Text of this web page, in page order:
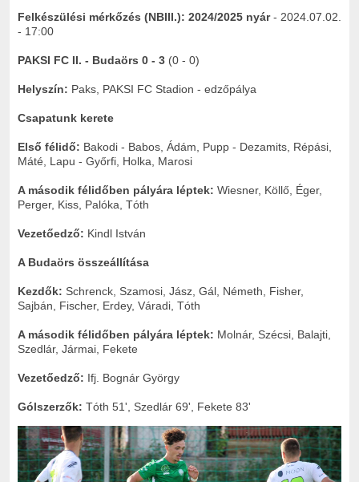
Felkészülési mérkőzés (NBIII.): 2024/2025 nyár - 2024.07.02.
- 17:00
PAKSI FC II. - Budaörs 0 - 3 (0 - 0)
Helyszín: Paks, PAKSI FC Stadion - edzőpálya
Csapatunk kerete
Első félidő: Bakodi - Babos, Ádám, Pupp - Dezamits, Répási,
Máté, Lapu - Győrfi, Holka, Marosi
A második félidőben pályára léptek: Wiesner, Köllő, Éger,
Perger, Kiss, Palóka, Tóth
Vezetőedző: Kindl István
A Budaörs összeállítása
Kezdők: Schrenck, Szamosi, Jász, Gál, Németh, Fisher,
Sajbán, Fischer, Erdey, Váradi, Tóth
A második félidőben pályára léptek: Molnár, Szécsi, Balajti,
Szedlár, Jármai, Fekete
Vezetőedző: Ifj. Bognár György
Gólszerzők: Tóth 51', Szedlár 69', Fekete 83'